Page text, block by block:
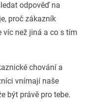
odpověď na
proč zákazník
víc než jiná a co s tím
chování a
vnímají naše
být právě pro tebe.